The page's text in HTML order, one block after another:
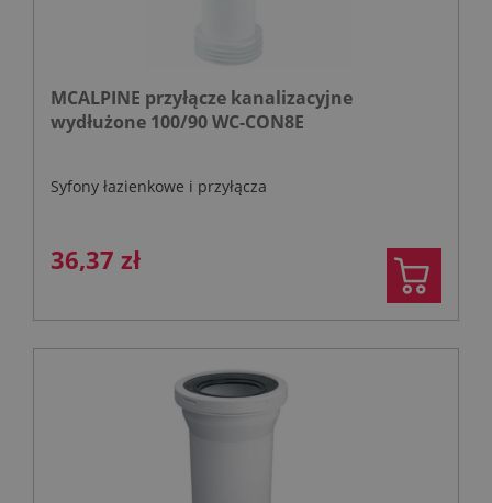
MCALPINE przyłącze kanalizacyjne
wydłużone 100/90 WC-CON8E
Syfony łazienkowe i przyłącza
36,37 zł